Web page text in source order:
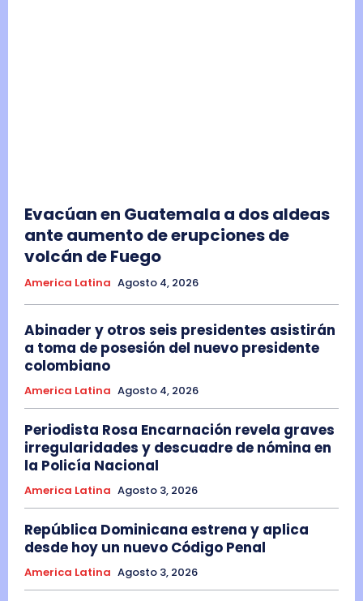
Evacúan en Guatemala a dos aldeas
ante aumento de erupciones de
volcán de Fuego
America Latina Agosto 4, 2026
Abinader y otros seis presidentes asistirán
a toma de posesión del nuevo presidente
colombiano
America Latina Agosto 4, 2026
Periodista Rosa Encarnación revela graves
irregularidades y descuadre de nómina en
la Policía Nacional
America Latina Agosto 3, 2026
República Dominicana estrena y aplica
desde hoy un nuevo Código Penal
America Latina Agosto 3, 2026